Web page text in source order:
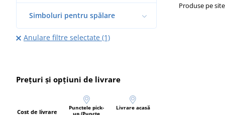
Simboluri pentru spălare
Anulare filtre selectate (1)
Prețuri și opțiuni de livrare
Cost de livrare
Punctele pick-
up (Puncte
Livrare acasă
Produse pe site